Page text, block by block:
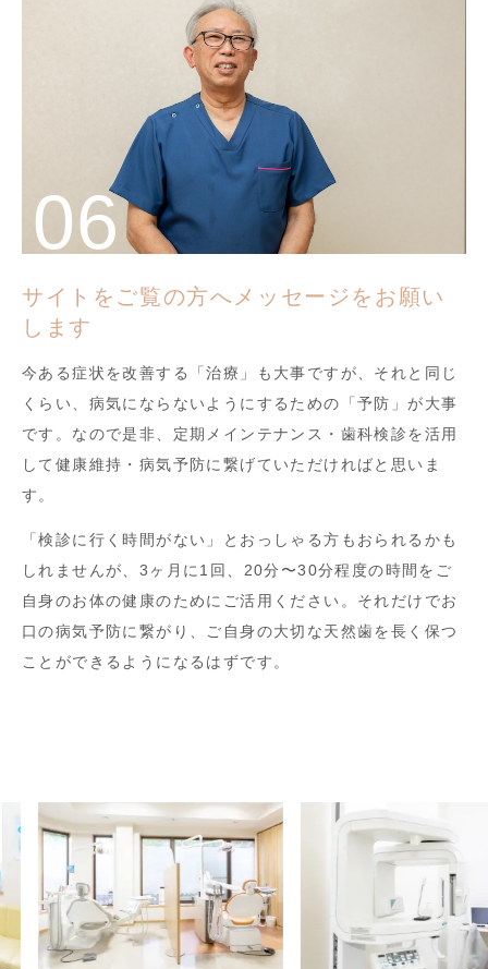
サイトをご覧の方へメッセージをお願い
します
今ある症状を改善する「治療」も大事ですが、それと同じ
くらい、病気にならないようにするための「予防」が大事
です。なので是非、定期メインテナンス・歯科検診を活用
して健康維持・病気予防に繋げていただければと思いま
す。
「検診に行く時間がない」とおっしゃる方もおられるかも
しれませんが、3ヶ月に1回、20分〜30分程度の時間をご
自身のお体の健康のためにご活用ください。それだけでお
口の病気予防に繋がり、ご自身の大切な天然歯を長く保つ
ことができるようになるはずです。
Previous Next